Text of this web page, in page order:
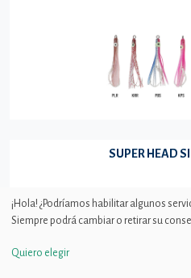
SUPER HEAD
¡Hola! ¿Podríamos habilitar algunos
Siempre podrá cambiar o retirar su
Quiero elegir